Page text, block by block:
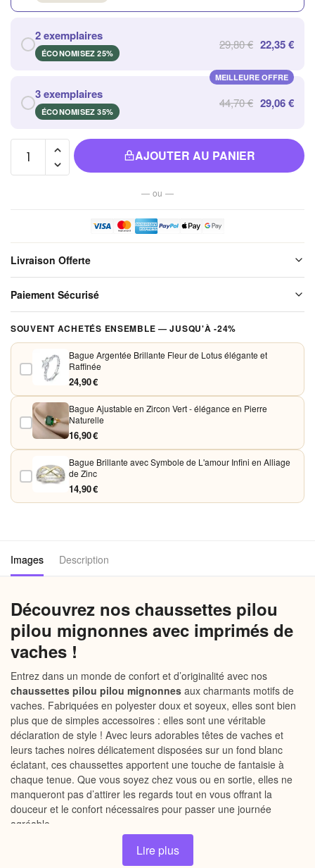
2 exemplaires
ÉCONOMISEZ 25%
29,80 € 22,35 €
MEILLEURE OFFRE
3 exemplaires
ÉCONOMISEZ 35%
44,70 € 29,06 €
quantité de
Chaussettes
AJOUTER AU PANIER
— ou —
Livraison Offerte
soigneusement emballé avant expédition. Aucun frais de port, jamais.
Paiement Sécurisé
acceptons Visa, Mastercard, PayPal et Apple Pay. Aucune donnée
bancaire n'est conservée sur nos serveurs.
SOUVENT ACHETÉS ENSEMBLE — JUSQU'À -24%
Bague Argentée Brillante Fleur de Lotus élégante et
Raffinée
24,90 €
Bague Ajustable en Zircon Vert - élégance en Pierre
Naturelle
16,90 €
Bague Brillante avec Symbole de L'amour Infini en Alliage
de Zinc
14,90 €
Images Description
Découvrez nos chaussettes pilou
pilou mignonnes avec imprimés de
vaches !
Entrez dans un monde de confort et d’originalité avec nos
chaussettes pilou pilou mignonnes aux charmants motifs de
vaches. Fabriquées en polyester doux et soyeux, elles sont bien
plus que de simples accessoires : elles sont une véritable
déclaration de style ! Avec leurs adorables têtes de vaches et
leurs taches noires délicatement disposées sur un fond blanc
éclatant, ces chaussettes apportent une touche de fantaisie à
chaque tenue. Que vous soyez chez vous ou en sortie, elles ne
manqueront pas d’attirer les regards tout en vous offrant la
douceur et le confort nécessaires pour passer une journée
agréable.
Lire plus